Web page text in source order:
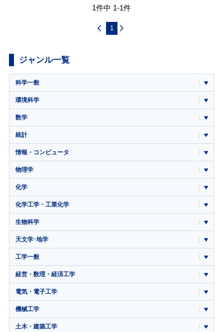
1件中 1-1件
1
ジャンル一覧
科学一般
環境科学
数学
統計
情報・コンピュータ
物理学
化学
化学工学・工業化学
生物科学
天文学･地学
工学一般
経営・数理・経済工学
電気・電子工学
機械工学
土木・建築工学